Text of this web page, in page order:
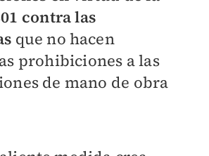
contra las
que no hacen
prohibiciones a las
de mano de obra